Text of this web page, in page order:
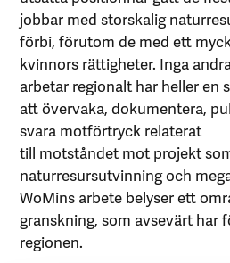
jobbar med storskalig
förbi, förutom de med ett
kvinnors rättigheter. Inga
arbetar regionalt har heller en
att övervaka, dokumentera,
svara motförtryck relaterat
till motståndet mot projekt
naturresursutvinning och
WoMins arbete belyser ett
granskning, som avsevärt har
regionen.